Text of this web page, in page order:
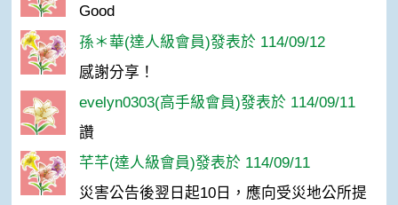
Good
孫＊華(達人級會員)發表於 114/09/12
感謝分享！
evelyn0303(高手級會員)發表於 114/09/11
讚
芊芊(達人級會員)發表於 114/09/11
災害公告後翌日起10日，應向受災地公所提